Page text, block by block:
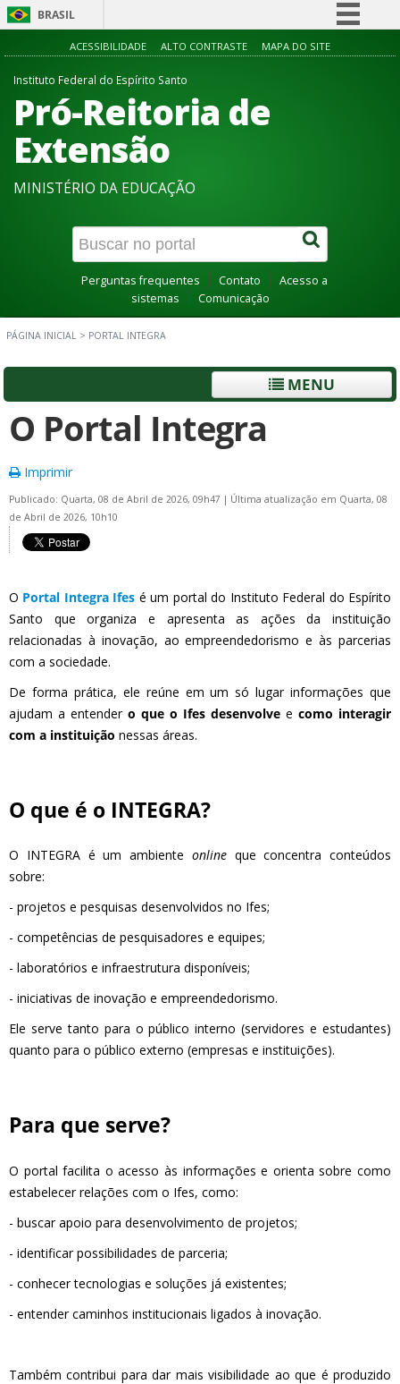
BRASIL
Simplifique!
Acesso à informação
ACESSIBILIDADE ALTO CONTRASTE MAPA DO SITE
Instituto Federal do Espírito Santo
Pró-Reitoria de
Extensão
MINISTÉRIO DA EDUCAÇÃO
Perguntas frequentes Contato
Acesso a
sistemas
Comunicação
PÁGINA INICIAL > PORTAL INTEGRA
MENU
O Portal Integra
Imprimir
Publicado: Quarta, 08 de Abril de 2026, 09h47 | Última atualização em Quarta, 08
de Abril de 2026, 10h10
O Portal Integra Ifes é um portal do Instituto Federal do Espírito
Santo que organiza e apresenta as ações da instituição
relacionadas à inovação, ao empreendedorismo e às parcerias
com a sociedade.
De forma prática, ele reúne em um só lugar informações que
ajudam a entender o que o Ifes desenvolve e como interagir
com a instituição nessas áreas.
O que é o INTEGRA?
O INTEGRA é um ambiente onlineque concentra conteúdos
sobre:
- projetos e pesquisas desenvolvidos no Ifes;
- competências de pesquisadores e equipes;
- laboratórios e infraestrutura disponíveis;
- iniciativas de inovação e empreendedorismo.
Ele serve tanto para o público interno (servidores e estudantes)
quanto para o público externo (empresas e instituições).
Para que serve?
O portal facilita o acesso às informações e orienta sobre como
estabelecer relações com o Ifes, como:
- buscar apoio para desenvolvimento de projetos;
- identificar possibilidades de parceria;
- conhecer tecnologias e soluções já existentes;
- entender caminhos institucionais ligados à inovação.
Também contribui para dar mais visibilidade ao que é produzido